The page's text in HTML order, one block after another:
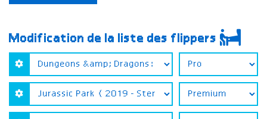
Modification de la liste des flippers